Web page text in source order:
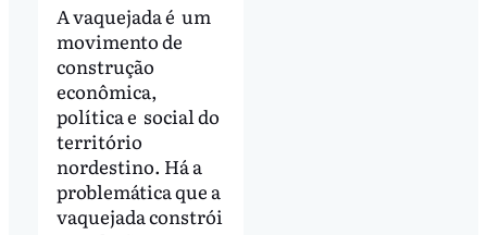
A vaquejada é um
movimento de
construção
econômica,
política e social do
território
nordestino. Há a
problemática que a
vaquejada constrói